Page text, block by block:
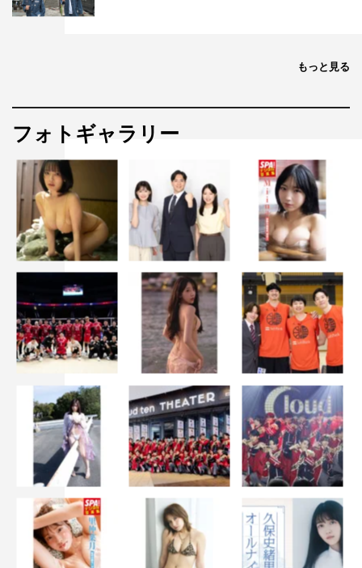
もっと見る
フォトギャラリー